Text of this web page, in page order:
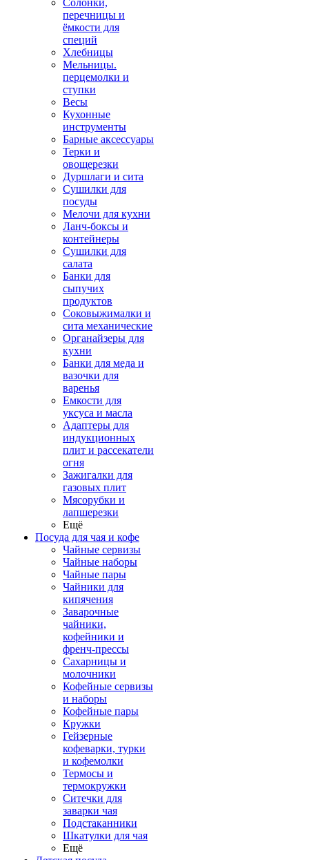
Солонки,
перечницы и
ёмкости для
специй
Хлебницы
Мельницы.
перцемолки и
ступки
Весы
Кухонные
инструменты
Барные аксессуары
Терки и
овощерезки
Дуршлаги и сита
Сушилки для
посуды
Мелочи для кухни
Ланч-боксы и
контейнеры
Сушилки для
салата
Банки для
сыпучих
продуктов
Соковыжималки и
сита механические
Органайзеры для
кухни
Банки для меда и
вазочки для
варенья
Емкости для
уксуса и масла
Адаптеры для
индукционных
плит и рассекатели
огня
Зажигалки для
газовых плит
Мясорубки и
лапшерезки
Ещё
Посуда для чая и кофе
Чайные сервизы
Чайные наборы
Чайные пары
Чайники для
кипячения
Заварочные
чайники,
кофейники и
френч-прессы
Сахарницы и
молочники
Кофейные сервизы
и наборы
Кофейные пары
Кружки
Гейзерные
кофеварки, турки
и кофемолки
Термосы и
термокружки
Ситечки для
заварки чая
Подстаканники
Шкатулки для чая
Ещё